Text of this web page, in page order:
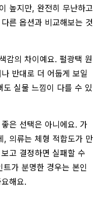
높지만, 완전히 무난하고
른 옵션과 비교해보는 것
감의 차이예요. 펄광택 원
반대로 더 어둡게 보일
도 실물 느낌이 다를 수 있
은 선택은 아니에요. 가
, 의류는 체형 적합도가 만
고 결정하면 실패할 수
가 분명한 경우는 본인
해요.